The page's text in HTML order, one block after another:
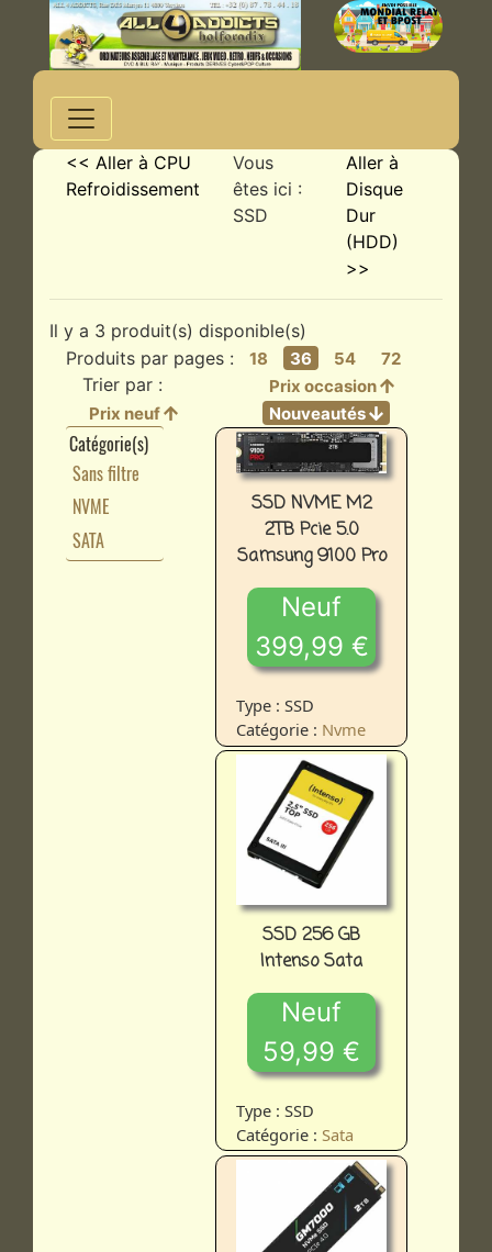
<< Aller à CPU
Refroidissement
Vous
êtes ici :
SSD
Aller à
Disque
Dur
(HDD)
>>
Il y a 3 produit(s) disponible(s)
Produits par pages :
18 36 54 72
Trier par :
Prix occasion
Prix neuf
Nouveautés
Catégorie(s)
Sans filtre
NVME
SATA
SSD NVME M2
2TB Pcie 5.0
Samsung 9100 Pro
Neuf
399,99 €
Type : SSD
Catégorie : Nvme
SSD 256 GB
Intenso Sata
Neuf
59,99 €
Type : SSD
Catégorie : Sata